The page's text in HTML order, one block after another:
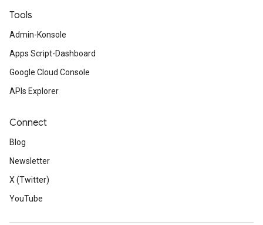
Tools
Admin-Konsole
Apps Script-Dashboard
Google Cloud Console
APIs Explorer
Connect
Blog
Newsletter
X (Twitter)
YouTube